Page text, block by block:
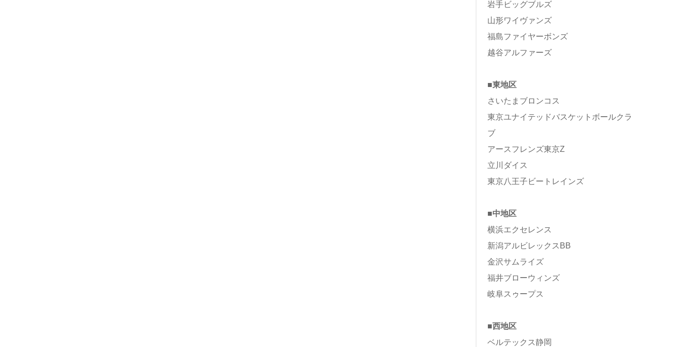
岩手ビッグブルズ
山形ワイヴァンズ
福島ファイヤーボンズ
越谷アルファーズ
■東地区
さいたまブロンコス
東京ユナイテッドバスケットボールクラ
ブ
アースフレンズ東京Z
立川ダイス
東京八王子ビートレインズ
■中地区
横浜エクセレンス
新潟アルビレックスBB
金沢サムライズ
福井ブローウィンズ
岐阜スゥープス
■西地区
ベルテックス静岡